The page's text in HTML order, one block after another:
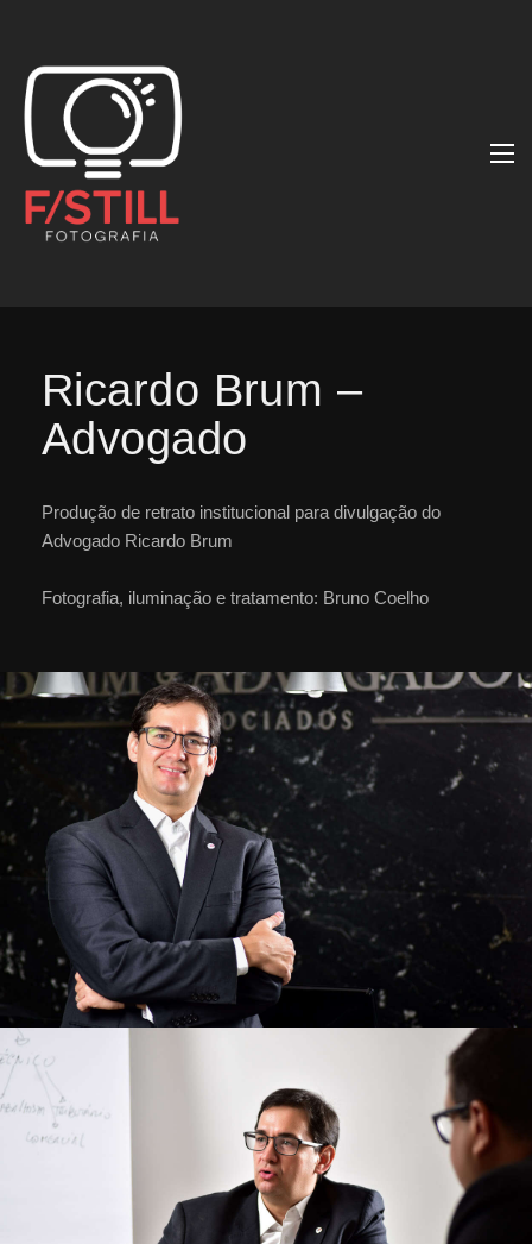
Ricardo Brum –
Advogado
Produção de retrato institucional para divulgação do
Advogado Ricardo Brum
Fotografia, iluminação e tratamento: Bruno Coelho